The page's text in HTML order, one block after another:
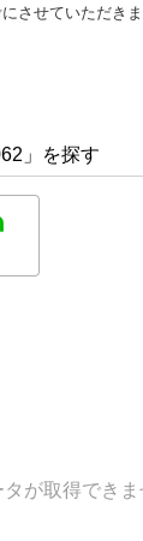
させていただきま
」を探す
タが取得でき